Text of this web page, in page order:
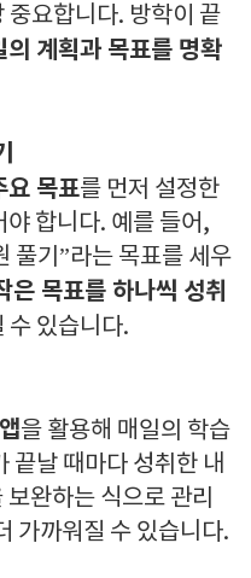
중요합니다. 방학이 끝
의 계획과 목표를 명확
요 목표를 먼저 설정한
합니다. 예를 들어,
풀기”라는 목표를 세우
은 목표를 하나씩 성취
수 있습니다.
을 활용해 매일의 학습
끝날 때마다 성취한 내
완하는 식으로 관리
가까워질 수 있습니다.